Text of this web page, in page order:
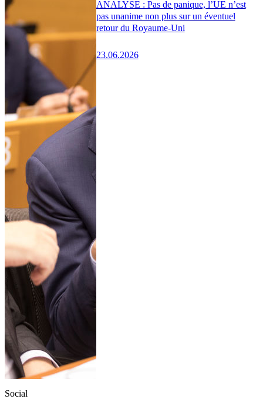
ANALYSE : Pas de panique, l’UE n’est
pas unanime non plus sur un éventuel
retour du Royaume-Uni
23.06.2026
Social